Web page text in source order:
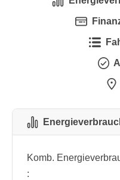
Komb.
: